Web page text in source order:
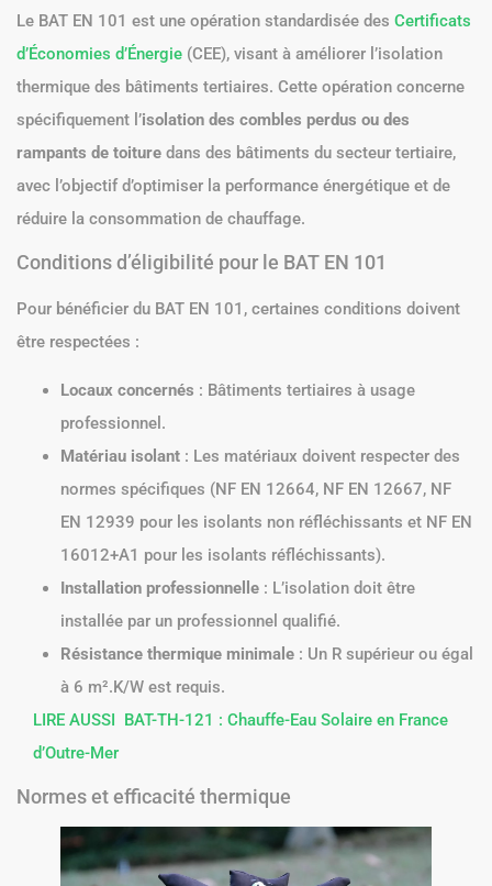
Le BAT EN 101 est une opération standardisée des Certificats
d’Économies d’Énergie (CEE), visant à améliorer l’isolation
thermique des bâtiments tertiaires. Cette opération concerne
spécifiquement l’isolation des combles perdus ou des
rampants de toiture dans des bâtiments du secteur tertiaire,
avec l’objectif d’optimiser la performance énergétique et de
réduire la consommation de chauffage.
Conditions d’éligibilité pour le BAT EN 101
Pour bénéficier du BAT EN 101, certaines conditions doivent
être respectées :
Locaux concernés : Bâtiments tertiaires à usage
professionnel.
Matériau isolant : Les matériaux doivent respecter des
normes spécifiques (NF EN 12664, NF EN 12667, NF
EN 12939 pour les isolants non réfléchissants et NF EN
16012+A1 pour les isolants réfléchissants).
Installation professionnelle : L’isolation doit être
installée par un professionnel qualifié.
Résistance thermique minimale : Un R supérieur ou égal
à 6 m².K/W est requis.
LIRE AUSSI BAT-TH-121 : Chauffe-Eau Solaire en France
d’Outre-Mer
Normes et efficacité thermique